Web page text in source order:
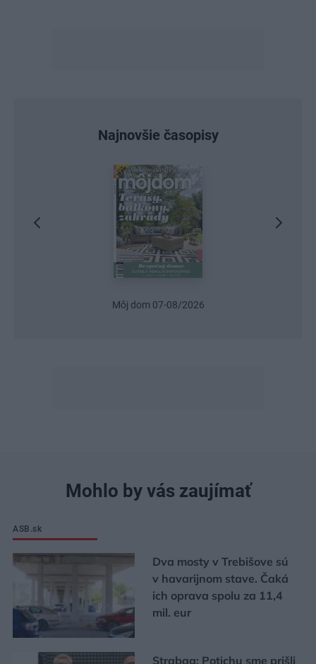
Najnovšie časopisy
Urob si sám 6/2026
Mohlo by vás zaujímať
ASB.sk
Dva mosty v Trebišove sú
v havarijnom stave. Čaká
ich oprava spolu za 11,4
mil. eur
Strabag: Potichu sme prišli